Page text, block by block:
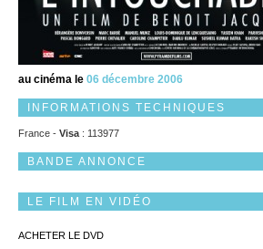
au cinéma le 06 décembre 2006
INFORMATIONS TECHNIQUES
France - Visa : 113977
BANDE ANNONCE
LE FILM EN VIDÉO
ACHETER LE DVD